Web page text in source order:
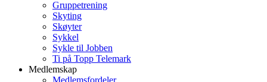
Gruppetrening
Skyting
Skøyter
Sykkel
Sykle til Jobben
Ti på Topp Telemark
Medlemskap
Medlemsfordeler